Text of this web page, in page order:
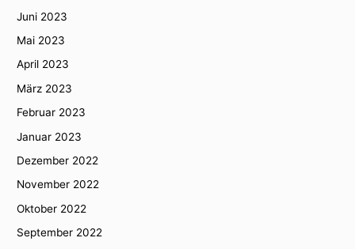
Juni 2023
Mai 2023
April 2023
März 2023
Februar 2023
Januar 2023
Dezember 2022
November 2022
Oktober 2022
September 2022